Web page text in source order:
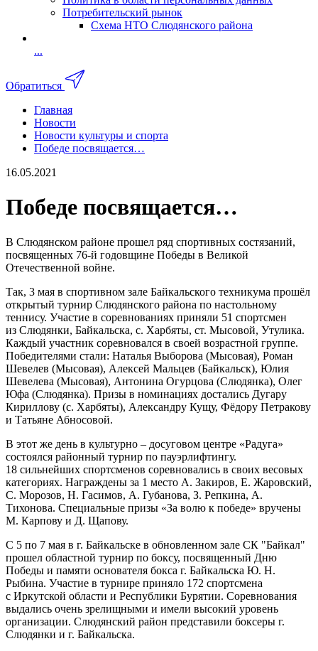
Потребительский рынок
Схема НТО Слюдянского района
...
Обратиться
Главная
Новости
Новости культуры и спорта
Победе посвящается…
16.05.2021
Победе посвящается…
В Слюдянском районе прошел ряд спортивных состязаний,
посвященных 76-й годовщине Победы в Великой
Отечественной войне.
Так, 3 мая в спортивном зале Байкальского техникума прошёл
открытый турнир Слюдянского района по настольному
теннису. Участие в соревнованиях приняли 51 спортсмен
из Слюдянки, Байкальска, с. Харбяты, ст. Мысовой, Утулика.
Каждый участник соревновался в своей возрастной группе.
Победителями стали: Наталья Выборова (Мысовая), Роман
Шевелев (Мысовая), Алексей Мальцев (Байкальск), Юлия
Шевелева (Мысовая), Антонина Огурцова (Слюдянка), Олег
Юфа (Слюдянка). Призы в номинациях достались Дугару
Кириллову (с. Харбяты), Александру Кущу, Фёдору Петракову
и Татьяне Абносовой.
В этот же день в культурно – досуговом центре «Радуга»
состоялся районный турнир по пауэрлифтингу.
18 сильнейших спортсменов соревновались в своих весовых
категориях. Награждены за 1 место А. Закиров, Е. Жаровский,
С. Морозов, Н. Гасимов, А. Губанова, З. Репкина, А.
Тихонова. Специальные призы «За волю к победе» вручены
М. Карпову и Д. Щапову.
С 5 по 7 мая в г. Байкальске в обновленном зале СК "Байкал"
прошел областной турнир по боксу, посвященный Дню
Победы и памяти основателя бокса г. Байкальска Ю. Н.
Рыбина. Участие в турнире приняло 172 спортсмена
с Иркутской области и Республики Бурятии. Соревнования
выдались очень зрелищными и имели высокий уровень
организации. Слюдянский район представили боксеры г.
Слюдянки и г. Байкальска.